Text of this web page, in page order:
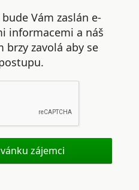
Vám zaslán e-
informacemi a náš
brzy zavolá aby se